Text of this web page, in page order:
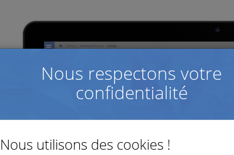
Nous respectons votre
confidentialité
Nous utilisons des cookies !